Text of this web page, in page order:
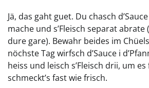
Jä, das gaht guet. Du chasch
mache und s’Fleisch separat
dure gare). Bewahr beides im
nöchste Tag wirfsch d’Sauce i
heiss und leisch s’Fleisch drii, um es
schmeckt’s fast wie frisch.